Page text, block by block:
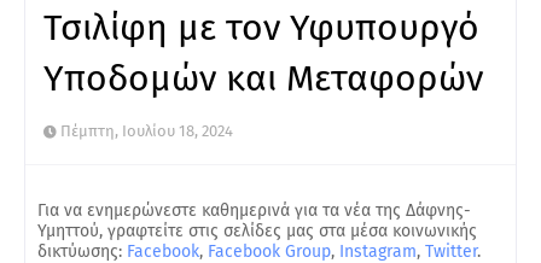
Τσιλίφη με τον Υφυπουργό
Υποδομών και Μεταφορών
Πέμπτη, Ιουλίου 18, 2024
Για να ενημερώνεστε καθημερινά για τα νέα της Δάφνης-
Υμηττού, γραφτείτε στις σελίδες μας στα μέσα κοινωνικής
δικτύωσης: Facebook, Facebook Group, Instagram, Twitter.